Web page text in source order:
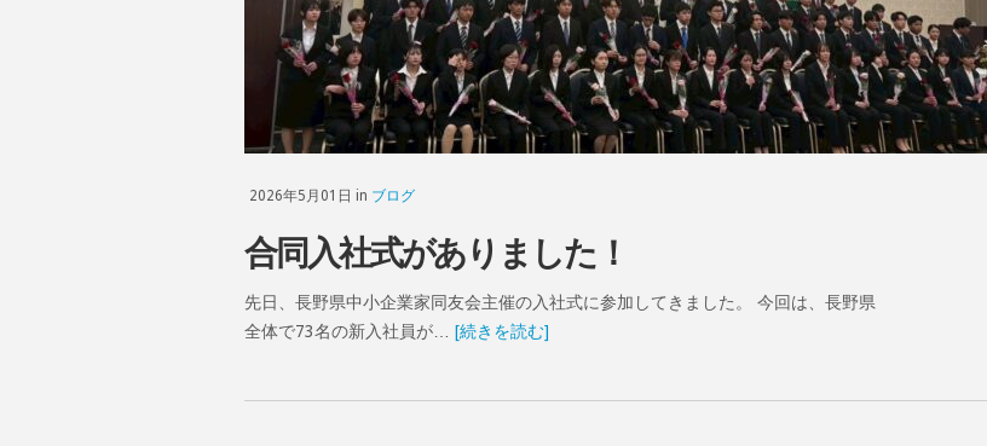
2026年5月01日 in ブログ
合同入社式がありました！
先日、長野県中小企業家同友会主催の入社式に参加してきました。 今回は、長野県
全体で73名の新入社員が…
[続きを読む]